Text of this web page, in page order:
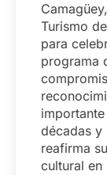
Turismo
para
programa
décadas y
reafirma
cultural en